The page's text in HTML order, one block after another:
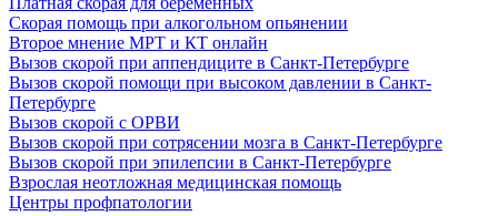
Скорая помощь при алкогольном опьянении
Второе мнение МРТ и КТ онлайн
Вызов скорой при аппендиците в Санкт-Петербурге
Вызов скорой помощи при высоком давлении в Санкт-
Петербурге
Вызов скорой с ОРВИ
Вызов скорой при сотрясении мозга в Санкт-Петербурге
Вызов скорой при эпилепсии в Санкт-Петербурге
Взрослая неотложная медицинская помощь
Центры профпатологии